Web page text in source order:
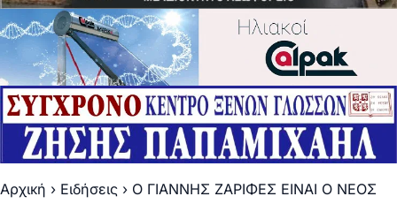
Αρχική › Ειδήσεις › Ο ΓΙΑΝΝΗΣ ΖΑΡΙΦΕΣ ΕΙΝΑΙ Ο ΝΕΟΣ